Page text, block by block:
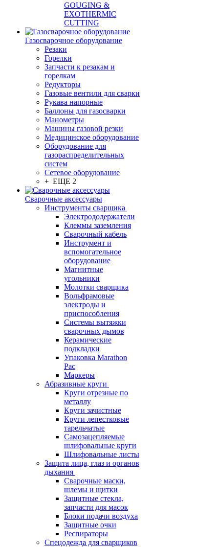
GOUGING &
EXOTHERMIC
CUTTING
Газосварочное оборудование
Резаки
Горелки
Запчасти к резакам и
горелкам
Редукторы
Газовые вентили для сварки
Рукава напорные
Баллоны для газосварки
Манометры
Машины газовой резки
Медицинское оборудование
Оборудование для
газораспределительных
систем
Сетевое оборудование
+ ЕЩЕ 2
Сварочные аксессуары
Инструменты сварщика
Электрододержатели
Клеммы заземления
Сварочный кабель
Инструмент и
вспомогательное
оборудование
Магнитные
угольники
Молотки сварщика
Вольфрамовые
электроды и
приспособления
Системы вытяжки
сварочных дымов
Керамические
подкладки
Упаковка Marathon
Pac
Маркеры
Абразивные круги
Круги отрезные по
металлу
Круги зачистные
Круги лепестковые
тарельчатые
Самозацепляемые
шлифовальные круги
Шлифовальные листы
Защита лица, глаз и органов
дыхания
Сварочные маски,
шлемы и щитки
Защитные стекла,
запчасти для масок
Блоки подачи воздуха
Защитные очки
Респираторы
Спецодежда для сварщиков